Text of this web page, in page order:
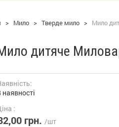
> Мило > Тверде мило > Мило
дитяче
наявності
:
грн. /шт